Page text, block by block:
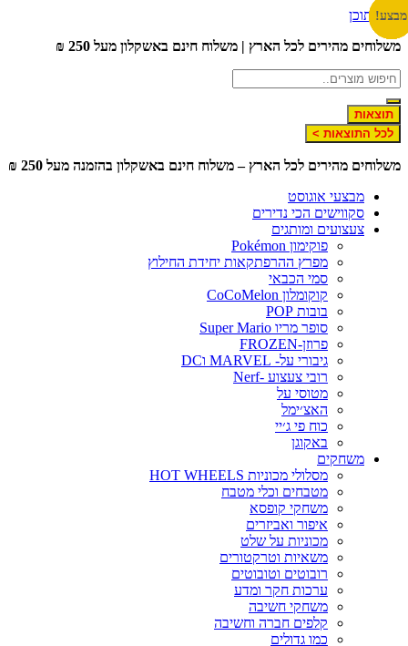
דלג לתוכן
משלוחים מהירים לכל הארץ | משלוח חינם באשקלון מעל 250 ₪
תוצאות
לכל התוצאות >
משלוחים מהירים לכל הארץ – משלוח חינם באשקלון בהזמנה מעל 250 ₪
מבצעי אוגוסט
סקווישים הכי נדירים
צעצועים ומותגים
פוקימון Pokémon
מפרץ ההרפתקאות יחידת החילוץ
סמי הכבאי
קוקומלון CoCoMelon
בובות POP
סופר מריו Super Mario
פרוזן-FROZEN
גיבורי על- MARVEL וDC
רובי צעצוע -Nerf
מטוסי על
האצ׳ימל
כוח פי ג׳יי
באקוגן
משחקים
מסלולי מכוניות HOT WHEELS
מטבחים וכלי מטבח
משחקי קופסא
איפור ואביזרים
מכוניות על שלט
משאיות וטרקטורים
רובוטים וטובוטים
ערכות חקר ומדע
משחקי חשיבה
קלפים חברה וחשיבה
כמו גדולים
מבצע!
מבצע!
מבצע!
מבצע!
מבצע!
מבצע!